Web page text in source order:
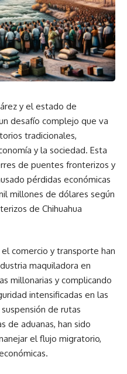
y el estado de
desafío complejo que va
tradicionales,
y la sociedad. Esta
de puentes fronterizos y
pérdidas económicas
millones de dólares según
de Chihuahua
comercio y transporte han
maquiladora en
millonarias y complicando
intensificadas en las
de rutas
de aduanas, han sido
el flujo migratorio,